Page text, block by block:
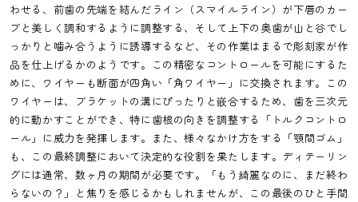
わせる、前歯の先端を結んだライン（スマイルライン）が下唇のカー
ブと美しく調和するように調整する、そして上下の奥歯が山と谷でし
っかりと噛み合うように誘導するなど、その作業はまるで彫刻家が作
品を仕上げるかのようです。この精密なコントロールを可能にするた
めに、ワイヤーも断面が四角い「角ワイヤー」に交換されます。この
ワイヤーは、ブラケットの溝にぴったりと嵌合するため、歯を三次元
的に動かすことができ、特に歯根の向きを調整する「トルクコントロ
ール」に威力を発揮します。また、様々なかけ方をする「顎間ゴム」
も、この最終調整において決定的な役割を果たします。ディテーリン
グには通常、数ヶ月の期間が必要です。「もう綺麗なのに、まだ終わ
らないの？」と焦りを感じるかもしれませんが、この最後のひと手間